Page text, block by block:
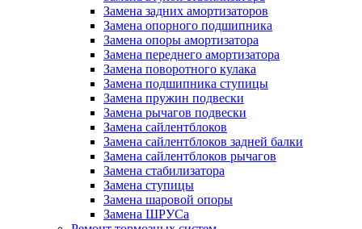
Замена задних амортизаторов
Замена опорного подшипника
Замена опоры амортизатора
Замена переднего амортизатора
Замена поворотного кулака
Замена подшипника ступицы
Замена пружин подвески
Замена рычагов подвески
Замена сайлентблоков
Замена сайлентблоков задней балки
Замена сайлентблоков рычагов
Замена стабилизатора
Замена ступицы
Замена шаровой опоры
Замена ШРУСа